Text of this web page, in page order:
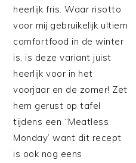
heerlijk fris. Waar risotto
voor mij gebruikelijk ultiem
comfortfood in de winter
is, is deze variant juist
heerlijk voor in het
voorjaar en de zomer! Zet
hem gerust op tafel
tijdens een “Meatless
Monday’ want dit recept
is ook nog eens